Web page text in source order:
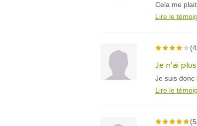
Cela me
Lire le
Je n’ai
Je suis donc
Lire le